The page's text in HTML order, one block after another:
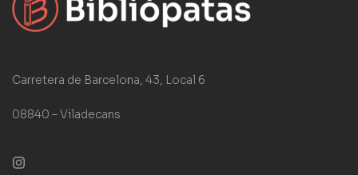
Carretera de Barcelona, 43, Local 6
08840 – Viladecans